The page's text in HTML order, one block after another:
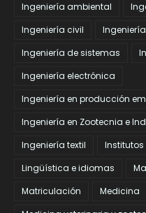
Ingeniería ambiental
Ingeniería civil
Ingeniería de sistemas
Ingeniería electrónica
Ingeniería en producción
Ingeniería en Zootecnia e
Ingeniería textil
Institutos
Lingüística e idiomas
Matriculación
Medicina